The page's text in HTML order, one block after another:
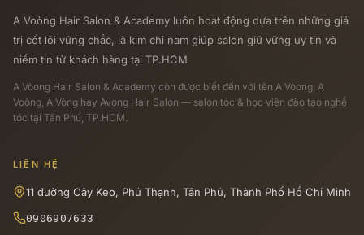
A Voòng Hair Salon & Academy luôn hoạt động dựa trên những giá
trị cốt lõi vững chắc, là kim chỉ nam giúp salon giữ vững uy tín và
niềm tin từ khách hàng tại TP.HCM
A Vòong Hair Salon & Academy còn được biết đến với tên A Vòong, A
Voòng, A Vòng hay Avong Hair Salon — salon tóc & học viện đào tạo nghề
tóc tại Tân Phú, TP.HCM.
LIÊN HỆ
11 đường Cây Keo, Phú Thạnh, Tân Phú, Thành Phố Hồ Chí Minh
0906907633